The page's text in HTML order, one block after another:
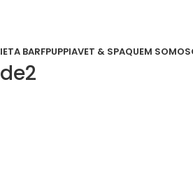
BARFPUPPIAVET & SPAQUEM SOMOS